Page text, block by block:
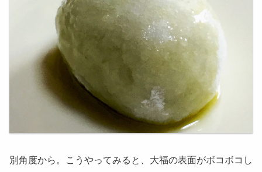
別角度から。こうやってみると、大福の表面がボコボコし